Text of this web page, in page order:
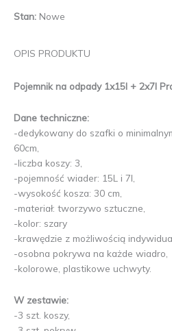
Stan: Nowe
OPIS PRODUKTU
Pojemnik na odpady 1x15l + 2x7l
Dane techniczne:
-dedykowany do szafki o
60cm,
-liczba koszy: 3,
-pojemność wiader: 15L i 7l,
-wysokość kosza: 30 cm,
-materiał: tworzywo sztuczne,
-kolor: szary
-krawędzie z możliwością
-osobna pokrywa na każde wiadro,
-kolorowe, plastikowe uchwyty.
W zestawie:
-3 szt. koszy,